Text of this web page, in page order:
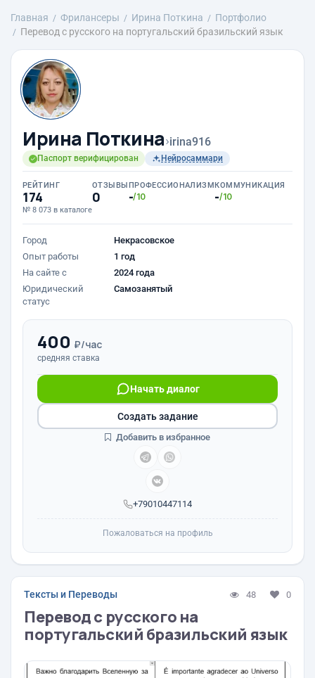
Главная Фрилансеры Ирина Поткина
Портфолио
Перевод с русского на португальский бразильский язык
Ирина Поткина›irina916
Паспорт верифицирован Нейросаммари
РЕЙТИНГ
174
№ 8 073 в каталоге
ОТЗЫВЫ
0
ПРОФЕССИОНАЛИЗМ
-/10
КОММУНИКАЦИЯ
-/10
Город
Некрасовское
Опыт работы
1 год
На сайте с
2024 года
Юридический
статус
Самозанятый
400 ₽/час
средняя ставка
+79010447114
Начать диалог
Создать задание
Добавить в избранное
Пожаловаться на профиль
Тексты и Переводы 48 0
Перевод с русского на
португальский бразильский язык